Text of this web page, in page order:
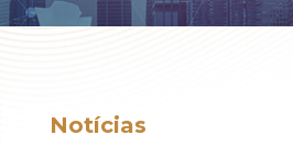
Notícias